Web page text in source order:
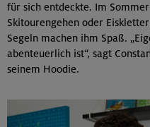
für sich entdeckte. Im
Skitourengehen oder
Segeln machen ihm Spaß.
abenteuerlich ist“, sagt
seinem Hoodie.